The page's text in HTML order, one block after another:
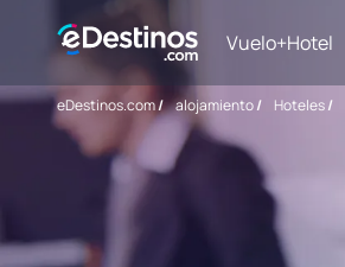
Vuelo+Hotel
eDestinos.com/ alojamiento/ Hoteles/